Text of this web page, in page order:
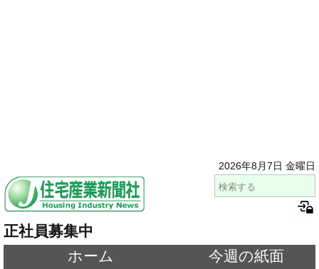
2026年8月7日 金曜日
正社員募集中
ホーム
今週の紙面